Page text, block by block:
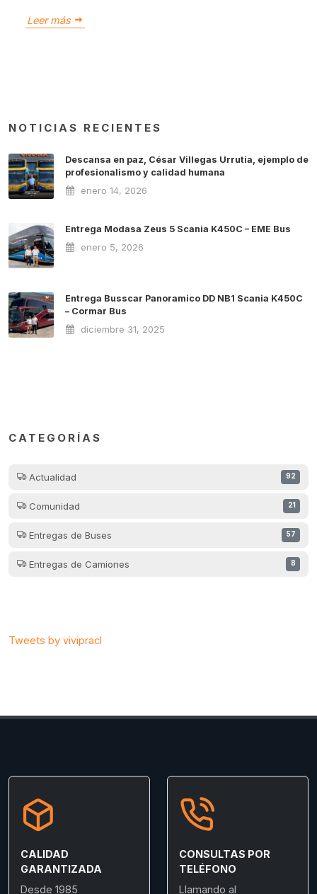
Leer más
NOTICIAS RECIENTES
Descansa en paz, César Villegas Urrutia, ejemplo de
profesionalismo y calidad humana
enero 14, 2026
Entrega Modasa Zeus 5 Scania K450C – EME Bus
enero 5, 2026
Entrega Busscar Panoramico DD NB1 Scania K450C
– Cormar Bus
diciembre 31, 2025
CATEGORÍAS
Actualidad 92
Comunidad 21
Entregas de Buses 57
Entregas de Camiones 8
Tweets by vivipracl
CALIDAD
GARANTIZADA
Desde 1985
CONSULTAS POR
TELÉFONO
Llamando al